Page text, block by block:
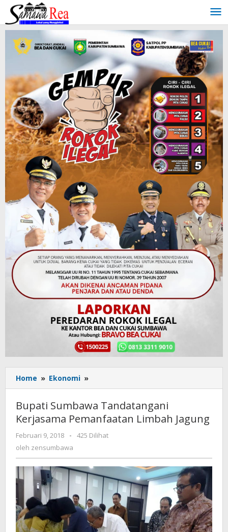
Lewati
konten
Home » Ekonomi »
Sumbawa
Tandatangani
Kerjasama
Pemanfaatan
Limbah
Bupati Sumbawa Tandatangani
Kerjasama Pemanfaatan Limbah Jagung
Februari 9, 2018
oleh
zensumbawa
-
425 Dilihat
oleh zensumbawa